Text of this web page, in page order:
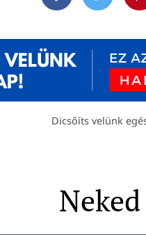
FacebookTwitter
Dicsőíts velünk